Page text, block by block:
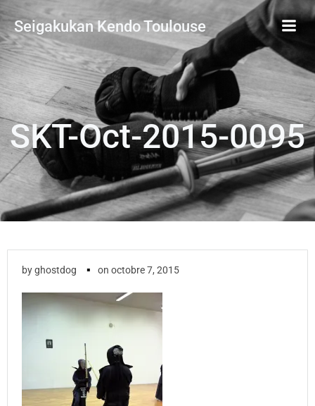
Aller
au
contenu
Seigakukan Kendo Toulouse
SKT-Oct-2015-0095
byghostdog ▪ on octobre 7, 2015